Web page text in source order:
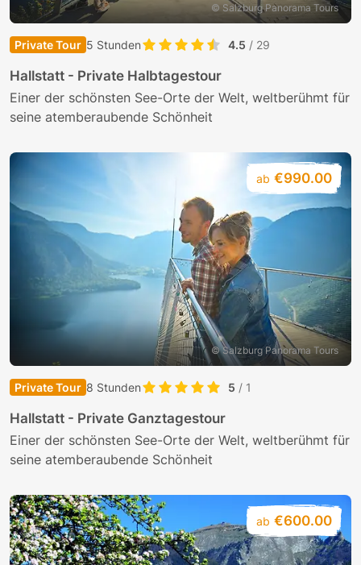
© Salzburg Panorama Tours
Private Tour 5 Stunden 4.5 / 29
Hallstatt - Private Halbtagestour
Einer der schönsten See-Orte der Welt, weltberühmt für
seine atemberaubende Schönheit
ab €990.00
© Salzburg Panorama Tours
Private Tour 8 Stunden 5 / 1
Hallstatt - Private Ganztagestour
Einer der schönsten See-Orte der Welt, weltberühmt für
seine atemberaubende Schönheit
ab €600.00